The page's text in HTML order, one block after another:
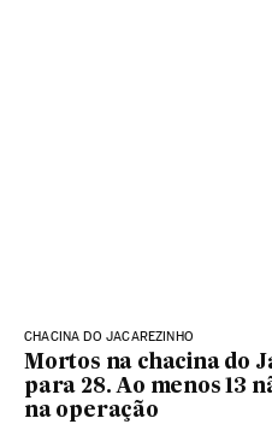
CHACINA DO JACAREZINHO
Mortos na chacina do
para 28. Ao menos 13
na operação